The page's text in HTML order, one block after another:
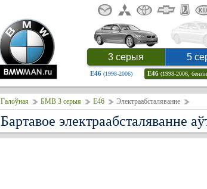
3 серыя 5
E46 (1998-2006) E46 (1998-2006,
Галоўная БМВ 3 серыя E46 Электраабсталяванне
Бартавое электраабсталяванне